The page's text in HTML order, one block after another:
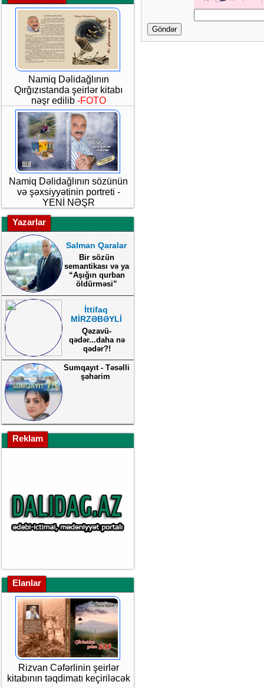
Namiq Dəlidağlının
Qırğızıstanda şeirlər kitabı
nəşr edilib -FOTO
Namiq Dəlidağlının sözünün
və şəxsiyyətinin portreti -
YENİ NƏŞR
Yazarlar
Salman Qaralar
Bir sözün
semantikası və ya
“Aşığın qurban
öldürməsi”
İttifaq
MİRZƏBƏYLİ
Qəzavü-
qədər...daha nə
qədər?!
Sumqayıt - Təsəlli
şəhərim
Reklam
Elanlar
Rizvan Cəfərlinin şeirlər
kitabının təqdimatı keçiriləcək
Göndər